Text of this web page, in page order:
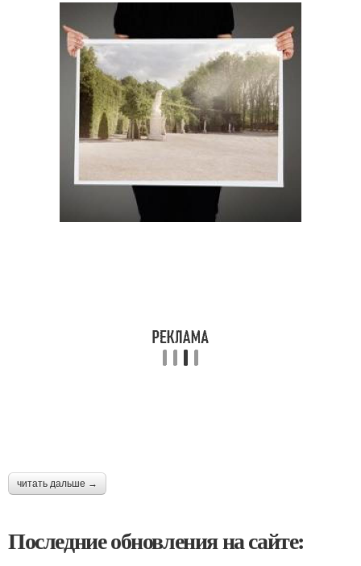
читать дальше →
Последние обновления на сайте: